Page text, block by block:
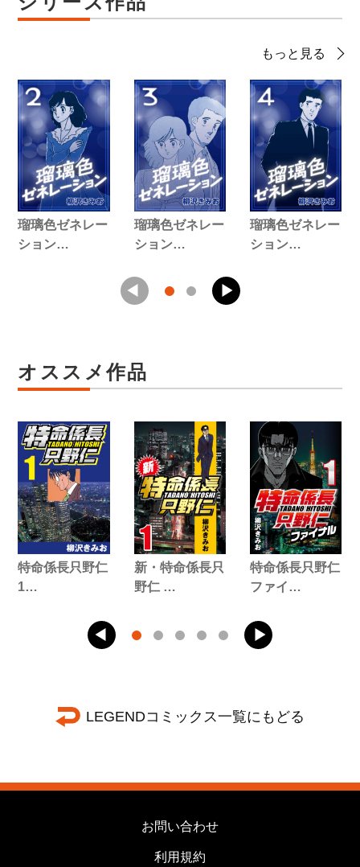
もっと見る
瑠璃色ゼネレー
ション…
瑠璃色ゼネレー
ション…
瑠璃色ゼネレー
ション…
オススメ作品
特命係長只野仁
1…
新・特命係長只
野仁 …
特命係長只野仁
ファイ…
LEGENDコミックス一覧にもどる
お問い合わせ
利用規約